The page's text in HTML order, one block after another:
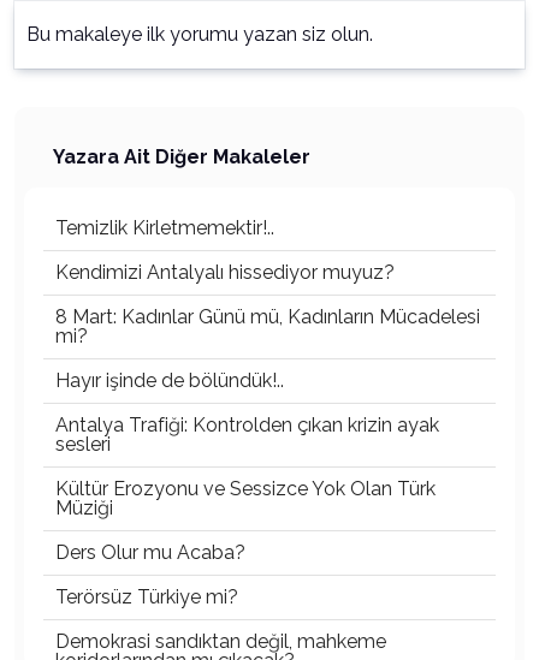
Bu makaleye ilk yorumu yazan siz olun.
Yazara Ait Diğer Makaleler
Temizlik Kirletmemektir!..
Kendimizi Antalyalı hissediyor muyuz?
8 Mart: Kadınlar Günü mü, Kadınların Mücadelesi
mi?
Hayır işinde de bölündük!..
Antalya Trafiği: Kontrolden çıkan krizin ayak
sesleri
Kültür Erozyonu ve Sessizce Yok Olan Türk
Müziği
Ders Olur mu Acaba?
Terörsüz Türkiye mi?
Demokrasi sandıktan değil, mahkeme